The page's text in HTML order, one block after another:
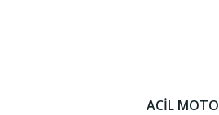
ACİL MOTO